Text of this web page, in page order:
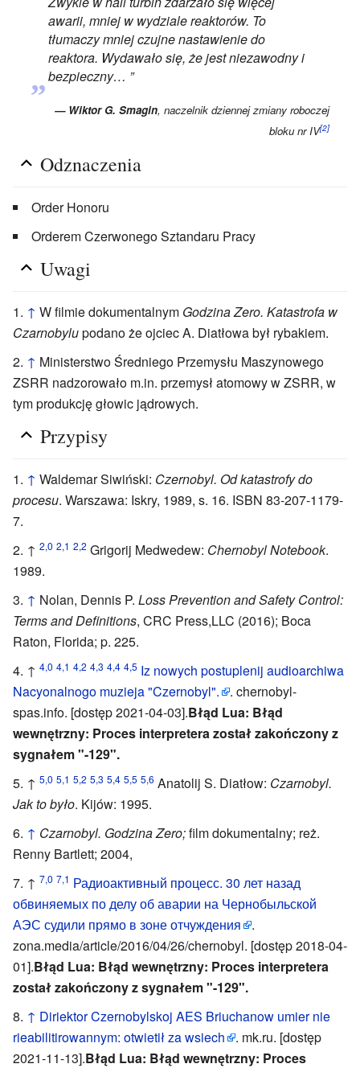
„
awarii, mniej w wydziale reaktorów. To
tłumaczy mniej czujne nastawienie do
reaktora. Wydawało się, że jest niezawodny i
bezpieczny… ”
— Wiktor G. Smagin, naczelnik dziennej zmiany roboczej
bloku nr IV[2]
Odznaczenia
Order Honoru
Orderem Czerwonego Sztandaru Pracy
Uwagi
↑ W filmie dokumentalnym Godzina Zero. Katastrofa w
Czarnobylupodano że ojciec A. Diatłowa był rybakiem.
↑ Ministerstwo Średniego Przemysłu Maszynowego
ZSRR nadzorowało m.in. przemysł atomowy w ZSRR, w
tym produkcję głowic jądrowych.
Przypisy
↑ Waldemar Siwiński: Czernobyl. Od katastrofy do
procesu. Warszawa: Iskry, 1989, s. 16. ISBN 83-207-1179-
7.
↑ 2,0 2,1 2,2 Grigorij Medwedew: Chernobyl Notebook.
1989.
↑ Nolan, Dennis P. Loss Prevention and Safety Control:
Terms and Definitions, CRC Press,LLC (2016); Boca
Raton, Florida; p. 225.
↑ 4,0 4,1 4,2 4,3 4,4 4,5 Iz nowych postuplenij audioarchiwa
Nacyonalnogo muzieja "Czernobyl".
. chernobyl-
spas.info. [dostęp 2021-04-03].Błąd Lua: Błąd
wewnętrzny: Proces interpretera został zakończony z
sygnałem "-129".
↑ 5,0 5,1 5,2 5,3 5,4 5,5 5,6 Anatolij S. Diatłow: Czarnobyl.
Jak to było. Kijów: 1995.
↑ Czarnobyl. Godzina Zero;film dokumentalny; reż.
Renny Bartlett; 2004,
↑ 7,0 7,1 Радиоактивный процесс. 30 лет назад
обвиняемых по делу об аварии на Чернобыльской
АЭС судили прямо в зоне отчуждения
.
zona.media/article/2016/04/26/chernobyl. [dostęp 2018-04-
01].Błąd Lua: Błąd wewnętrzny: Proces interpretera
został zakończony z sygnałem "-129".
↑ Diriektor Czernobylskoj AES Briuchanow umier nie
rieabilitirowannym: otwietił za wsiech
. mk.ru. [dostęp
2021-11-13].Błąd Lua: Błąd wewnętrzny: Proces